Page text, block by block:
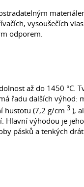
vysoušečích
odporem.
až do 1450 °C.
řadu dalších výhod:
hustotu (7,2 g/cm 3 ),
výhodou je
pásků a tenkých